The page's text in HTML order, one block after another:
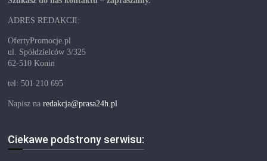
ADRES REDAKCJI:
OfertyPromocje.pl
ul. Spółdzielców 3/325
62-510 Konin
tel: 501 210 695
Napisz naredakcja@prasa24h.pl
Ciekawe podstrony serwisu: